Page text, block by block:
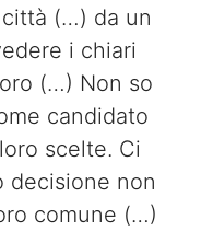
(…) da un
i chiari
(…) Non so
candidato
scelte. Ci
decisione non
comune (…)